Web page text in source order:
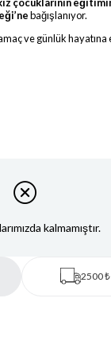
bağışlanıyor.
ve günlük
kalmamıştır.
2500